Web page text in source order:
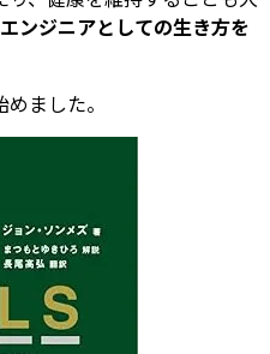
エンジニアとしての生き方を
ました。